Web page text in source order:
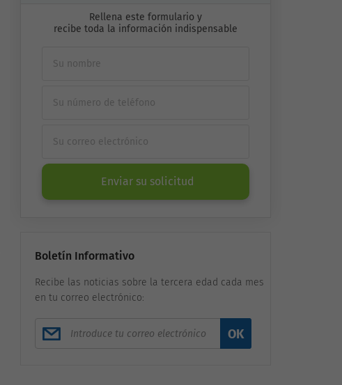
Rellena este formulario y
recibe toda la información indispensable
Enviar su solicitud
Boletín Informativo
Recibe las noticias sobre la tercera edad cada mes
en tu correo electrónico:
OK